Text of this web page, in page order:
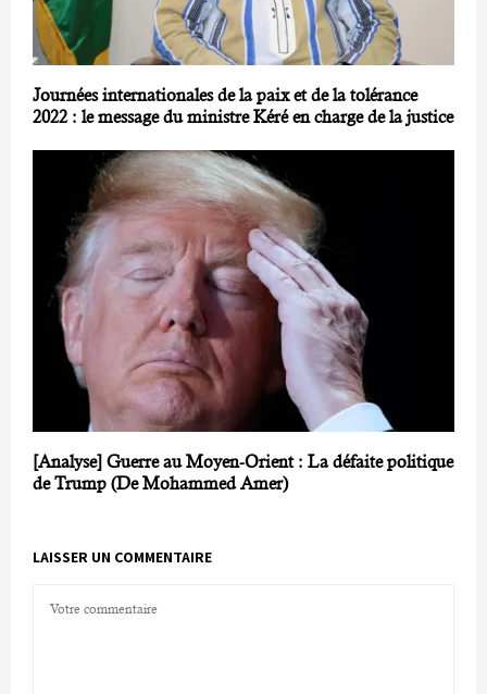
Journées internationales de la paix et de la tolérance
2022 : le message du ministre Kéré en charge de la justice
[Analyse] Guerre au Moyen-Orient : La défaite politique
de Trump (De Mohammed Amer)
LAISSER UN COMMENTAIRE